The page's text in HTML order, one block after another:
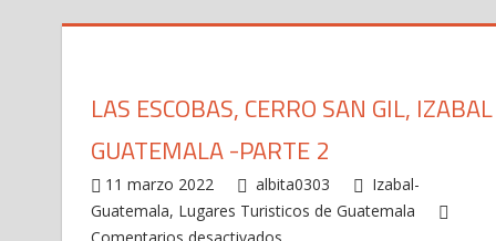
LAS ESCOBAS, CERRO SAN GIL, IZABAL
GUATEMALA -PARTE 2
11 marzo 2022 albita0303
Izabal-
Guatemala, Lugares Turisticos de Guatemala